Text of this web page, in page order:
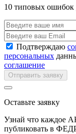
10 типовых ошибок
Подтверждаю
персональных
соглашение
Отправить заявку
Оставьте заявку
Узнай что
публиковать в